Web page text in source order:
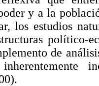
y a la
los estudios
político-
de